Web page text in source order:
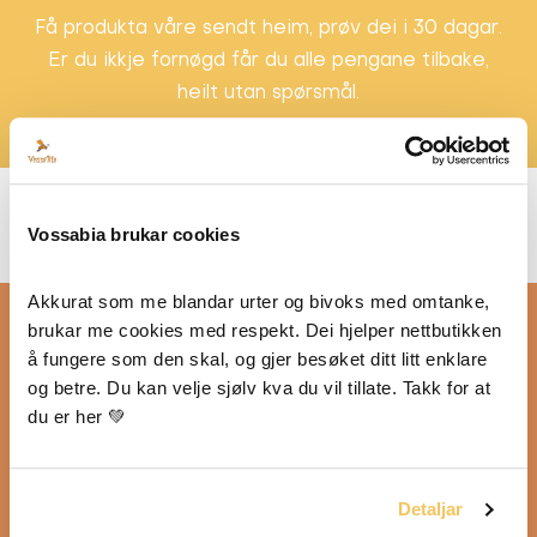
Vossabia brukar cookies
Akkurat som me blandar urter og bivoks med omtanke,
brukar me cookies med respekt. Dei hjelper nettbutikken
å fungere som den skal, og gjer besøket ditt litt enklare
og betre. Du kan velje sjølv kva du vil tillate. Takk for at
du er her 💚
Detaljar
Få produkta våre sendt heim, prøv dei i 30 dagar.
Er du ikkje fornøgd får du alle pengane tilbake,
heilt utan spørsmål.